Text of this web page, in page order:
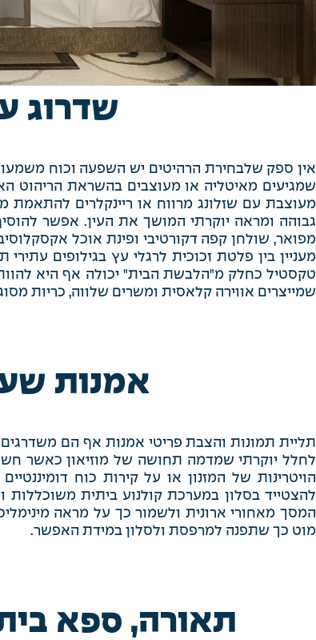
שדרוג
אין ספק שלבחירת הרהיטים יש השפעה וכוח
שמגיעים מאיטליה או מעוצבים בהשראת הריהוט
מעוצבת עם שזלונג מרווח או ריינקלרים
גבוהה ומראה יוקרתי המושך את העין. אפשר
מפואר, שולחן קפה דקורטיבי ופינת אוכל
מעניין בין פלטת זכוכית לרגלי עץ בגילופים
טקסטיל כחלק מ"הלבשת הבית" יכולה אף היא להוות
שמייצרים אווירה קלאסית ומשרים שלווה, כריות
אמנות
תליית תמונות והצבת פריטי אמנות אף הם
לחלל יוקרתי שמדמה תחושה של מוזיאון כאשר
הויטרינות של המזנון או על קירות כוח
להצטייד בסלון במערכת קולנוע ביתית
המסך מאחורי ארונית ולשמור כך על מראה
מוט כך שתפנה למרפסת ולסלון במידת האפשר.
תאורה, ספא